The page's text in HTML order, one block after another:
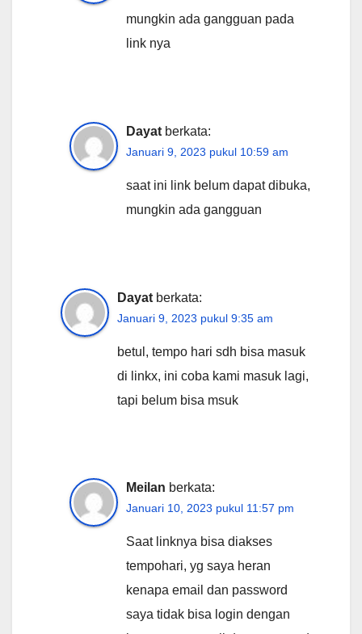
mungkin ada gangguan pada
link nya
Dayat berkata:
Januari 9, 2023 pukul 10:59 am
saat ini link belum dapat dibuka,
mungkin ada gangguan
Dayat berkata:
Januari 9, 2023 pukul 9:35 am
betul, tempo hari sdh bisa masuk
di linkx, ini coba kami masuk lagi,
tapi belum bisa msuk
Meilan berkata:
Januari 10, 2023 pukul 11:57 pm
Saat linknya bisa diakses
tempohari, yg saya heran
kenapa email dan password
saya tidak bisa login dengan